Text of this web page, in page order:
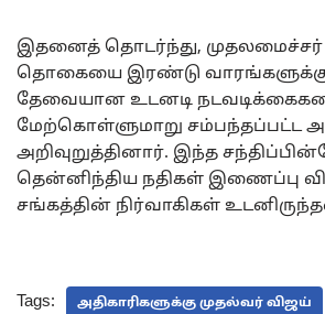
இதனைத் தொடர்ந்து, முதலமைச்சர்
தொகையை இரண்டு
தேவையான உடனடி
மேற்கொள்ளுமாறு சம்பந்தப்பட்ட
அறிவுறுத்தினார். இந்த
தென்னிந்திய நதிகள் இணைப்பு
சங்கத்தின் நிர்வாகிகள்
Tags: அதிகாரிகளுக்கு முதல்வர் விஜய்